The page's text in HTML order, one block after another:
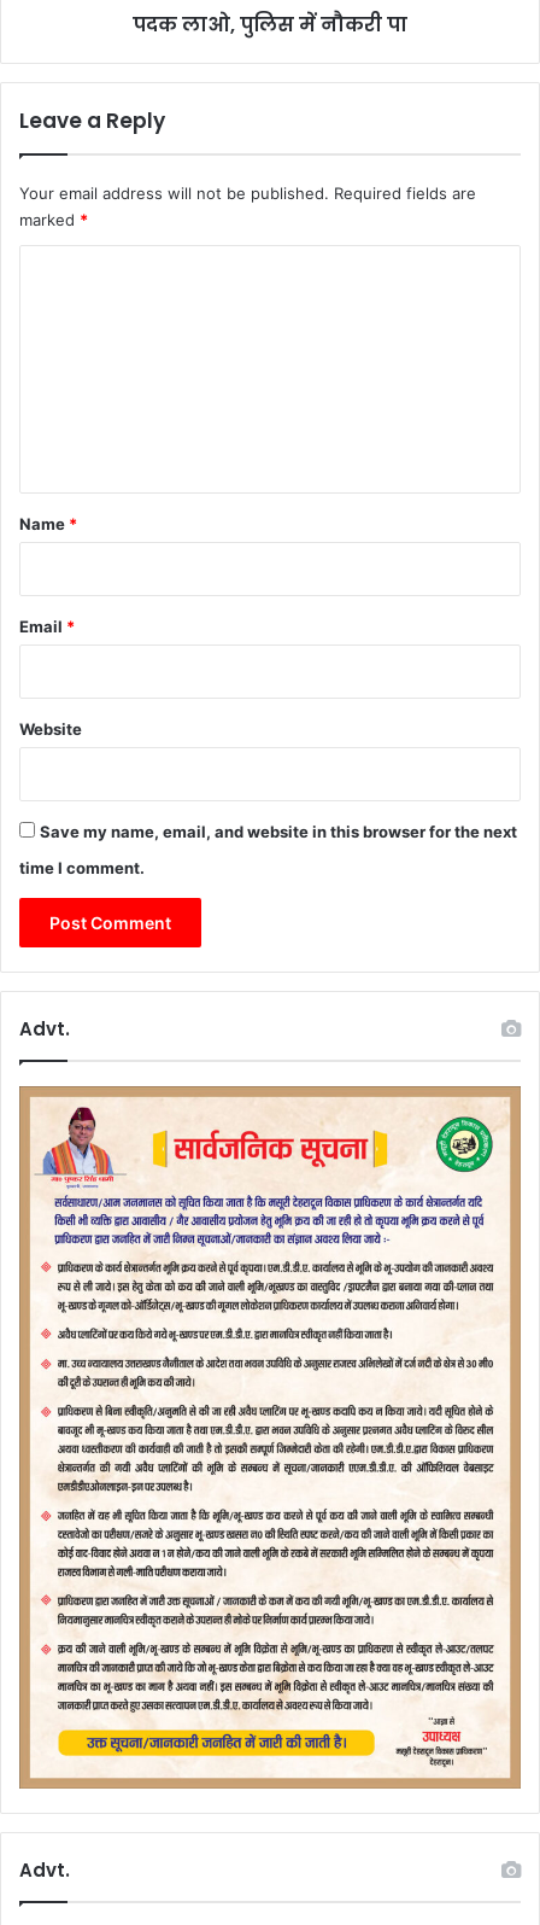
पा
पदक लाओ, पुलिस में नौकरी पा
Leave a Reply
Your email address will not be published. Required fields are
marked *
*
Name *
Email *
Website
Save my name, email, and website in this browser for the next
time I comment.
Advt.
Advt.